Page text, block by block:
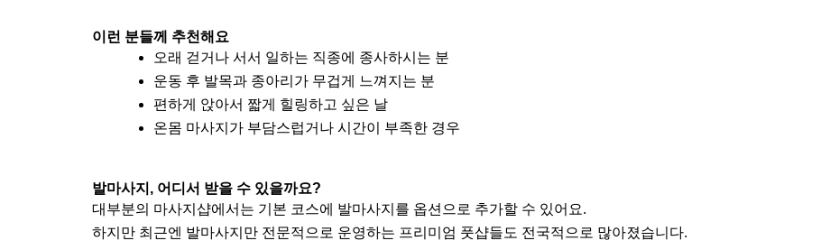
이런 분들께 추천해요
오래 걷거나 서서 일하는 직종에 종사하시는 분
운동 후 발목과 종아리가 무겁게 느껴지는 분
편하게 앉아서 짧게 힐링하고 싶은 날
온몸 마사지가 부담스럽거나 시간이 부족한 경우
발마사지, 어디서 받을 수 있을까요?
대부분의 마사지샵에서는 기본 코스에 발마사지를 옵션으로 추가할 수 있어요.
하지만 최근엔 발마사지만 전문적으로 운영하는 프리미엄 풋샵들도 전국적으로 많아졌습니다.